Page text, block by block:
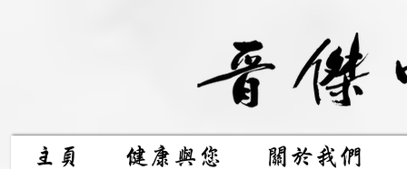
主頁 健康與您 關於我們